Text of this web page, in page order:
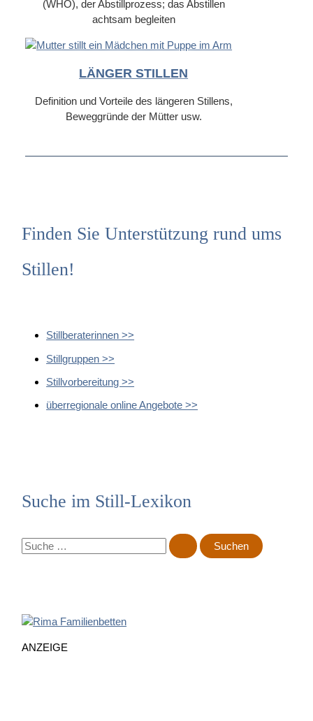
(WHO), der Abstillprozess; das Abstillen
achtsam begleiten
LÄNGER STILLEN
Definition und Vorteile des längeren Stillens,
Beweggründe der Mütter usw.
Finden Sie Unterstützung rund ums
Stillen!
Stillberaterinnen >>
Stillgruppen >>
Stillvorbereitung >>
überregionale online Angebote >>
Suche im Still-Lexikon
S
u
n
a
ANZEIGE